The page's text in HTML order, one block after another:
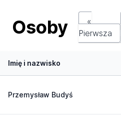
Osoby
«
Pierwsza
Imię i nazwisko
Przemysław Budyś